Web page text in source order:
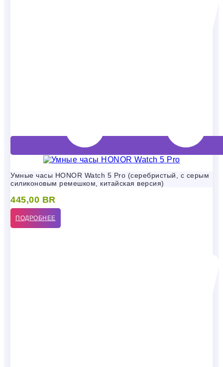
Умные часы HONOR Watch 5 Pro (серебристый, с серым
силиконовым ремешком, китайская версия)
445,00 BR
ПОДРОБНЕЕ